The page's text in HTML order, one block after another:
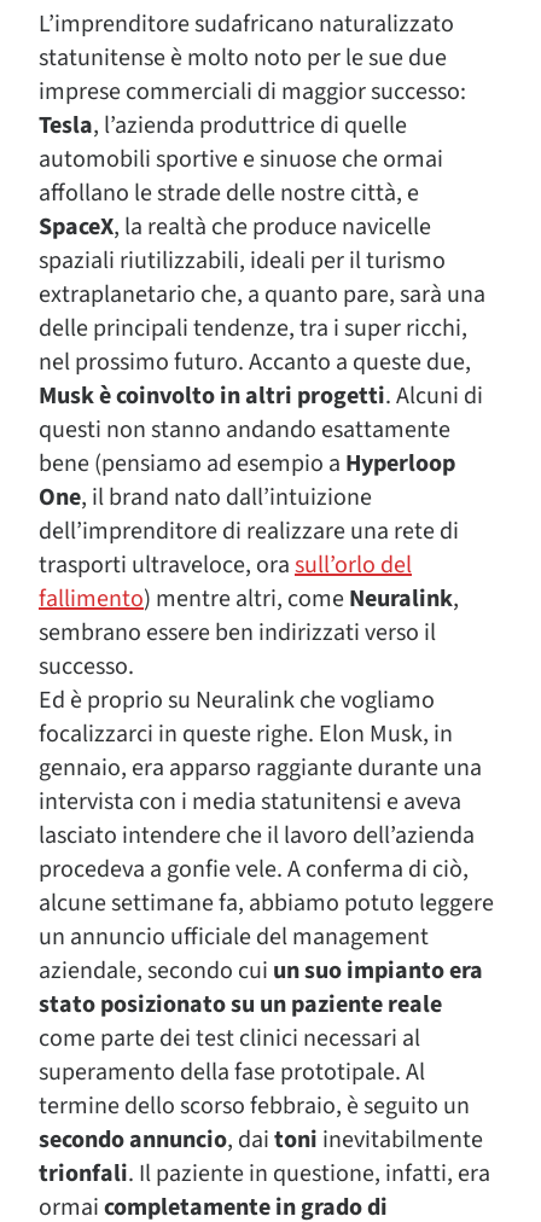
L’imprenditore sudafricano naturalizzato
statunitense è molto noto per le sue due
imprese commerciali di maggior successo:
Tesla, l’azienda produttrice di quelle
automobili sportive e sinuose che ormai
affollano le strade delle nostre città, e
SpaceX, la realtà che produce navicelle
spaziali riutilizzabili, ideali per il turismo
extraplanetario che, a quanto pare, sarà una
delle principali tendenze, tra i super ricchi,
nel prossimo futuro. Accanto a queste due,
Musk è coinvolto in altri progetti. Alcuni di
questi non stanno andando esattamente
bene (pensiamo ad esempio a Hyperloop
One, il brand nato dall’intuizione
dell’imprenditore di realizzare una rete di
trasporti ultraveloce, orasull’orlo del
fallimento) mentre altri, comeNeuralink,
sembrano essere ben indirizzati verso il
successo.
Ed è proprio su Neuralink che vogliamo
focalizzarci in queste righe. Elon Musk, in
gennaio, era apparso raggiante durante una
intervista con i media statunitensi e aveva
lasciato intendere che il lavoro dell’azienda
procedeva a gonfie vele. A conferma di ciò,
alcune settimane fa, abbiamo potuto leggere
un annuncio ufficiale del management
aziendale, secondo cui un suo impianto era
stato posizionato su un paziente reale
come parte dei test clinici necessari al
superamento della fase prototipale. Al
termine dello scorso febbraio, è seguito un
secondo annuncio, daitoni inevitabilmente
trionfali. Il paziente in questione, infatti, era
ormaicompletamente in grado di